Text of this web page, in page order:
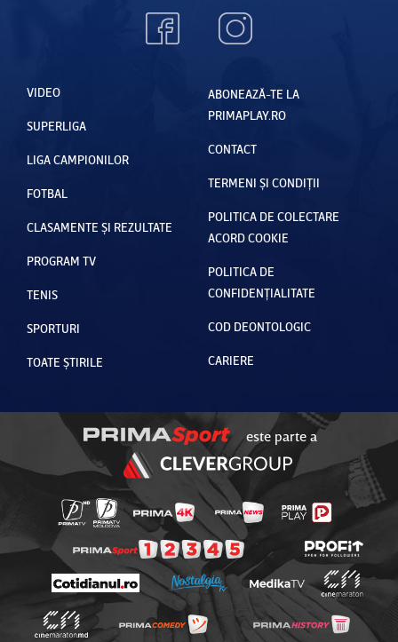
VIDEO
SUPERLIGA
LIGA CAMPIONILOR
FOTBAL
CLASAMENTE ȘI REZULTATE
PROGRAM TV
TENIS
SPORTURI
TOATE ȘTIRILE
ABONEAZĂ-TE LA
PRIMAPLAY.RO
CONTACT
TERMENI ȘI CONDIȚII
POLITICA DE COLECTARE
ACORD COOKIE
POLITICA DE
CONFIDENȚIALITATE
COD DEONTOLOGIC
CARIERE
este parte a